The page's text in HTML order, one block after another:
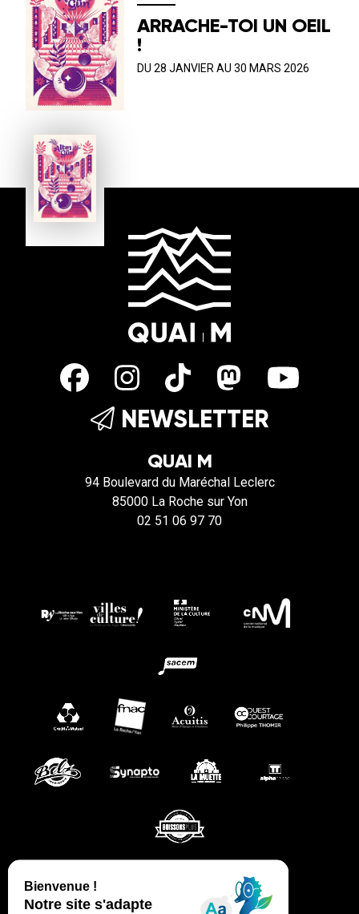
ARRACHE-TOI UN OEIL
!
DU 28 JANVIER AU 30 MARS 2026
NEWSLETTER
QUAI M
94 Boulevard du Maréchal Leclerc
85000 La Roche sur Yon
02 51 06 97 70